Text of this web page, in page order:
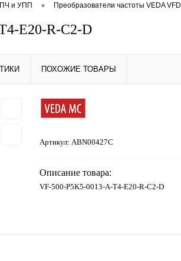
ПЧ и УПП • Преобразователи частоты VEDA VFD
E20-R-C2-D
ПОХОЖИЕ ТОВАРЫ
Артикул: ABN00427C
Описание товара:
VF-500-P5K5-0013-A-T4-E20-R-C2-D